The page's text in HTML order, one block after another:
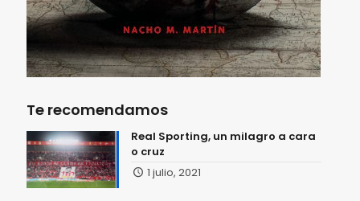
Te recomendamos
Real Sporting, un milagro a cara
o cruz
1 julio, 2021